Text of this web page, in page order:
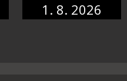
1. 8. 2026